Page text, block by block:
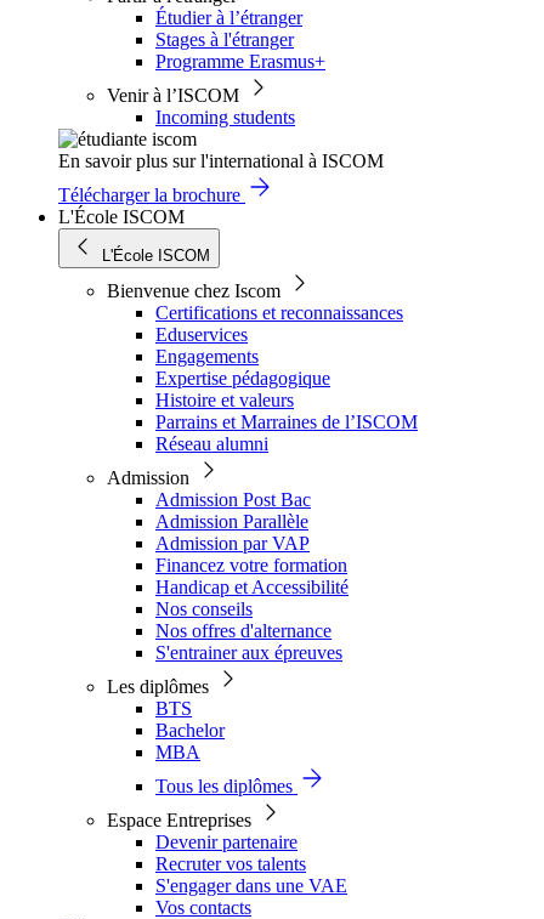
Étudier à l’étranger
Stages à l'étranger
Programme Erasmus+
Venir à l’ISCOM
Incoming students
En savoir plus sur l'international à ISCOM
Télécharger la brochure
L'École ISCOM
L'École ISCOM
Bienvenue chez Iscom
Certifications et reconnaissances
Eduservices
Engagements
Expertise pédagogique
Histoire et valeurs
Parrains et Marraines de l’ISCOM
Réseau alumni
Admission
Admission Post Bac
Admission Parallèle
Admission par VAP
Financez votre formation
Handicap et Accessibilité
Nos conseils
Nos offres d'alternance
S'entrainer aux épreuves
Les diplômes
BTS
Bachelor
MBA
Tous les diplômes
Espace Entreprises
Devenir partenaire
Recruter vos talents
S'engager dans une VAE
Vos contacts